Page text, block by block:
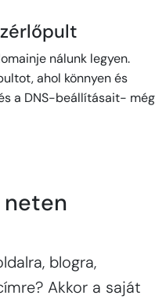
nálunk legyen.
ahol könnyen és
a DNS-beállításait- még
neten
blogra,
Akkor a saját